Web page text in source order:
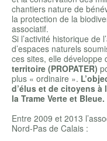
chantiers nature de
la protection de la
associatif.
Si l’activité historique de
d’espaces naturels
ces sites, elle développe
territoire (PROPATER)
plus « ordinaire ».
d’élus et de citoyens
la Trame Verte et Bleue.
Entre 2009 et 2013
Nord-Pas de Calais :